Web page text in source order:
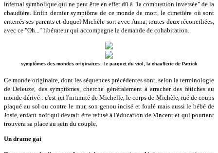
infernal symbolique qui ne peut être en effet dû à "la combustion inversée" de la
chaudière. Enfin dernier symptôme de ce monde de mort, le cimetière où sont
enterrés ses parents et duquel Michèle sort avec Anna, toutes deux réconciliées,
avec ce "Oh..." libérateur qui accompagne la demande de cohabitation.
symptômes des mondes originaires : le parquet du viol, la chaufferie de Patrick
Ce monde originaire, dont les séquences précédentes sont, selon la terminologie
de Deleuze, des symptômes, cherche généralement à arracher des fétiches au
monde dérivé : c'est ici l'intimité de Michelle, le corps de Michèle, rué de coups
plaqué au sol ou contre le mur, son genou incisé et foulé mais aussi le bébé de
Josie, enfant noir qui devrait être refusé à l'éducation de Vincent et qui pourtant
trouvera sa place au sein du couple.
Un drame gai